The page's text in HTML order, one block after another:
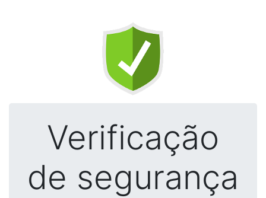
Verificação
de segurança